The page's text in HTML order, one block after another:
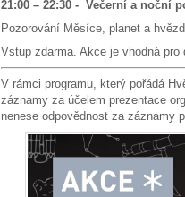
21:00 – 22:30 - Večerní a noční
Pozorování Měsíce, planet a
Vstup zdarma. Akce je vhodná pro
V rámci programu, který pořádá
záznamy za účelem prezentace
nenese odpovědnost za záznamy